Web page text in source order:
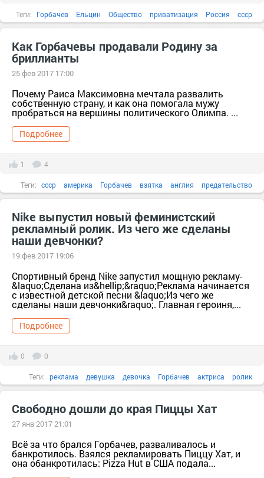
Теги: Горбачев Ельцин Общество приватизация Россия ссср
Как Горбачевы продавали Родину за
бриллианты
25 фев 2017 17:00
Почему Раиса Максимовна мечтала развалить
собственную страну, и как она помогала мужу
пробраться на вершины политического Олимпа. ...
Подробнее
1 4
Теги: ссср америка Горбачев взятка англия предательство
Nike выпустил новый феминистский
рекламный ролик. Из чего же сделаны
наши девчонки?
19 фев 2017 19:06
Спортивный бренд Nike запустил мощную рекламу-
&laquo;Сделана из&hellip;&raquo;Реклама начинается
с известной детской песни &laquo;Из чего же
сделаны наши девчонки&raquo;. Главная героиня,...
Подробнее
0 0
Теги: реклама девушка девочка Горбачев актриса ролик
Свободно дошли до края Пиццы Хат
27 янв 2017 21:01
Всё за что брался Горбачев, разваливалось и
банкротилось. Взялся рекламировать Пиццу Хат, и
она обанкротилась: Pizza Hut в США подала...